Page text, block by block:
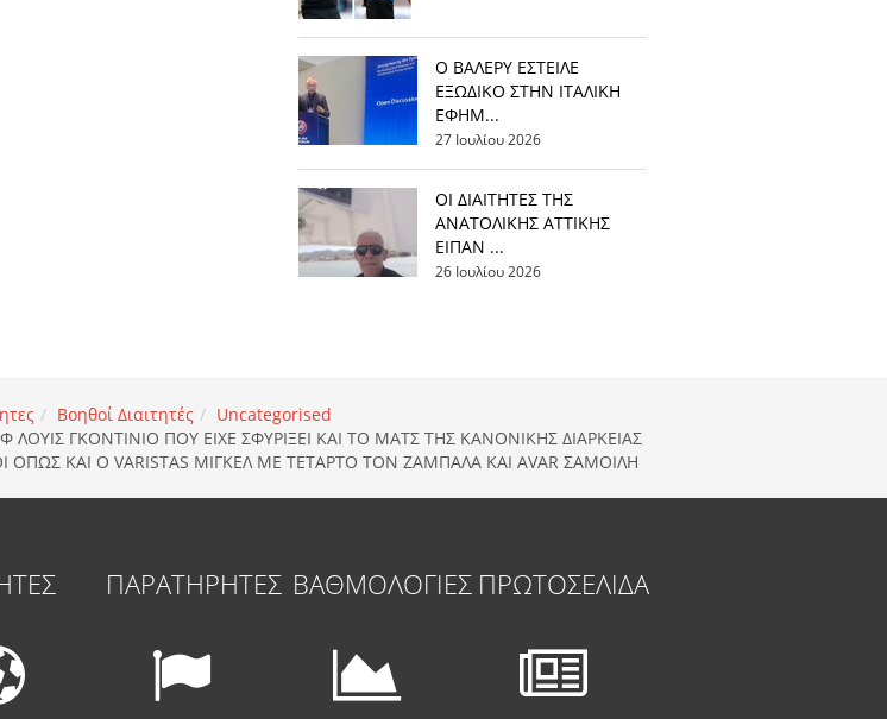
Ο ΒΑΛΕΡΥ ΕΣΤΕΙΛΕ
ΕΞΩΔΙΚΟ ΣΤΗΝ ΙΤΑΛΙΚΗ
ΕΦΗΜ...
27 Ιουλίου 2026
ΟΙ ΔΙΑΙΤΗΤΕΣ ΤΗΣ
ΑΝΑΤΟΛΙΚΗΣ ΑΤΤΙΚΗΣ
ΕΙΠΑΝ ...
26 Ιουλίου 2026
Βοηθοί Διαιτητές
Uncategorised
ΓΚΟΝΤΙΝΙΟ ΠΟΥ ΕΙΧΕ ΣΦΥΡΙΞΕΙ ΚΑΙ ΤΟ ΜΑΤΣ ΤΗΣ ΚΑΝΟΝΙΚΗΣ ΔΙΑΡΚΕΙΑΣ
ΚΑΙ Ο VARISTAS ΜΙΓΚΕΛ ΜΕ ΤΕΤΑΡΤΟ ΤΟΝ ΖΑΜΠΑΛΑ ΚΑΙ AVAR ΣΑΜΟΙΛΗ
ΠΑΡΑΤΗΡΗΤΕΣ ΒΑΘΜΟΛΟΓΙΕΣ ΠΡΩΤΟΣΕΛΙΔΑ